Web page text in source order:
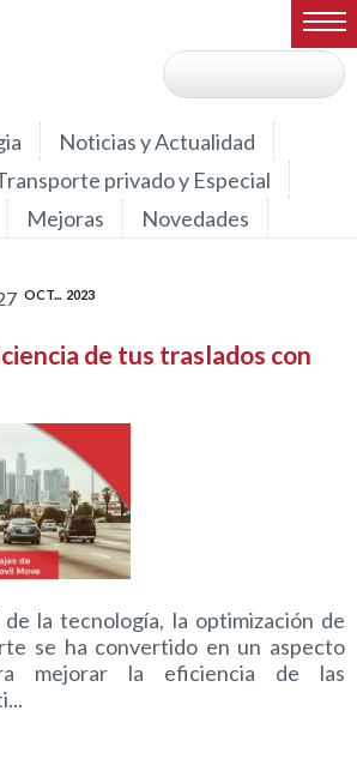
Noticias y Actualidad
privado y Especial
Mejoras Novedades
OCT... 2023
de tus traslados con
la tecnología, la optimización de
se ha convertido en un aspecto
mejorar la eficiencia de las